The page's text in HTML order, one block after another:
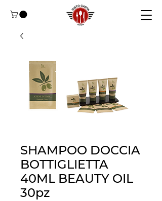
SHAMPOO DOCCIA
BOTTIGLIETTA
40ML BEAUTY OIL
30pz